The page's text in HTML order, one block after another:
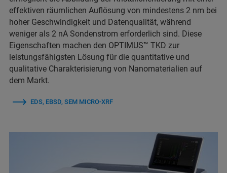
effektiven räumlichen Auflösung von mindestens 2 nm bei
hoher Geschwindigkeit und Datenqualität, während
weniger als 2 nA Sondenstrom erforderlich sind. Diese
Eigenschaften machen den OPTIMUS™ TKD zur
leistungsfähigsten Lösung für die quantitative und
qualitative Charakterisierung von Nanomaterialien auf
dem Markt.
EDS, EBSD, SEM MICRO-XRF